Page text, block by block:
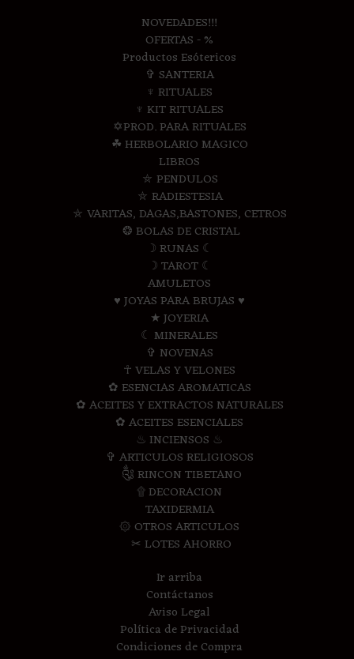
NOVEDADES!!!
OFERTAS - %
Productos Esótericos
✞ SANTERIA
♆ RITUALES
♆ KIT RITUALES
✡PROD. PARA RITUALES
☘ HERBOLARIO MAGICO
LIBROS
⛤ PENDULOS
⛤ RADIESTESIA
⛤ VARITAS, DAGAS,BASTONES, CETROS
❂ BOLAS DE CRISTAL
☽ RUNAS ☾
☽ TAROT ☾
AMULETOS
♥ JOYAS PARA BRUJAS ♥
★ JOYERIA
☾ MINERALES
✞ NOVENAS
☥ VELAS Y VELONES
✿ ESENCIAS AROMATICAS
✿ ACEITES Y EXTRACTOS NATURALES
✿ ACEITES ESENCIALES
♨ INCIENSOS ♨
✞ ARTICULOS RELIGIOSOS
༃ RINCON TIBETANO
۩ DECORACION
TAXIDERMIA
۞ OTROS ARTICULOS
✂ LOTES AHORRO
Ir arriba
Contáctanos
Aviso Legal
Política de Privacidad
Condiciones de Compra